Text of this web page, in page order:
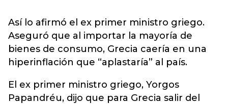
Así lo afirmó el ex primer ministro griego.
Aseguró que al importar la mayoría de
bienes de consumo, Grecia caería en una
hiperinflación que “aplastaría” al país.
El ex primer ministro griego, Yorgos
Papandréu, dijo que para Grecia salir del